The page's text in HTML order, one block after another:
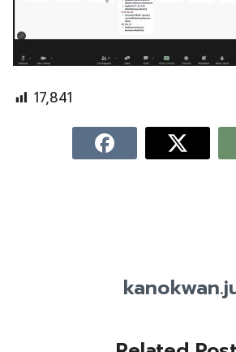
17,841